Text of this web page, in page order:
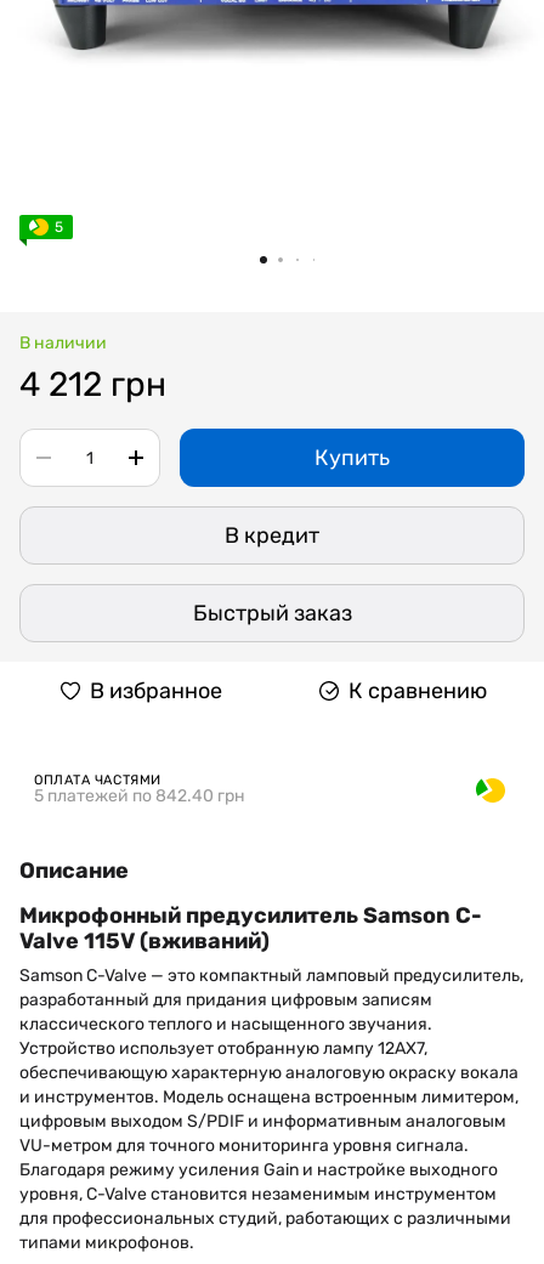
5
В наличии
4 212 грн
Купить
В кредит
Быстрый заказ
В избранное К сравнению
ОПЛАТА ЧАСТЯМИ
5 платежей по 842.40 грн
Описание
Микрофонный предусилитель Samson C-
Valve 115V (вживаний)
Samson C-Valve — это компактный ламповый предусилитель,
разработанный для придания цифровым записям
классического теплого и насыщенного звучания.
Устройство использует отобранную лампу 12AX7,
обеспечивающую характерную аналоговую окраску вокала
и инструментов. Модель оснащена встроенным лимитером,
цифровым выходом S/PDIF и информативным аналоговым
VU-метром для точного мониторинга уровня сигнала.
Благодаря режиму усиления Gain и настройке выходного
уровня, C-Valve становится незаменимым инструментом
для профессиональных студий, работающих с различными
типами микрофонов.